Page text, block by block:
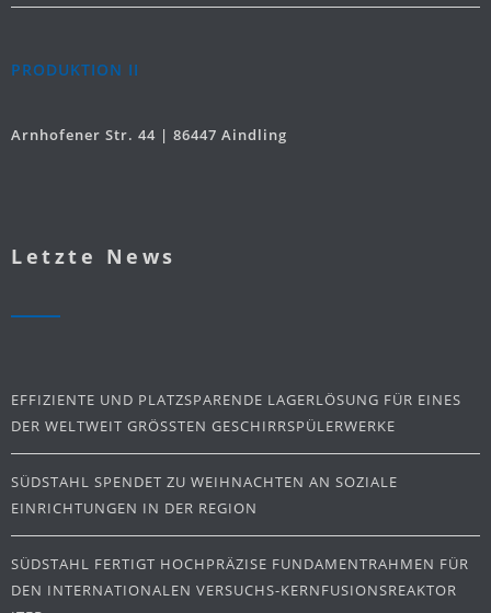
PRODUKTION II
Arnhofener Str. 44 | 86447 Aindling
Letzte News
EFFIZIENTE UND PLATZSPARENDE LAGERLÖSUNG FÜR EINES
DER WELTWEIT GRÖSSTEN GESCHIRRSPÜLERWERKE
SÜDSTAHL SPENDET ZU WEIHNACHTEN AN SOZIALE
EINRICHTUNGEN IN DER REGION
SÜDSTAHL FERTIGT HOCHPRÄZISE FUNDAMENTRAHMEN FÜR
DEN INTERNATIONALEN VERSUCHS-KERNFUSIONSREAKTOR